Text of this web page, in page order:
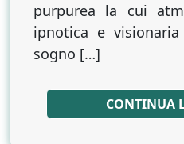
purpurea la cui
ipnotica e
sogno […]
CONTINUA